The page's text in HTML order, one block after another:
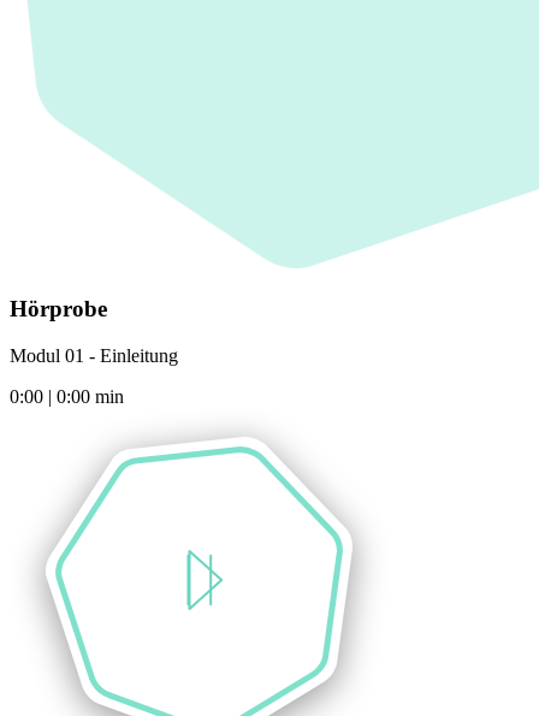
Hörprobe
Modul 01 - Einleitung
0:00 | 0:00 min